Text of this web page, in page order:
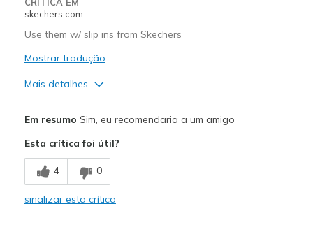
skechers.com
Use them w/ slip ins from Skechers
Mostrar tradução
Mais detalhes
Melhores utilizações
Casual Wear
Em resumo Sim, eu recomendaria a um amigo
Esta crítica foi útil?
4 0
sinalizar esta crítica